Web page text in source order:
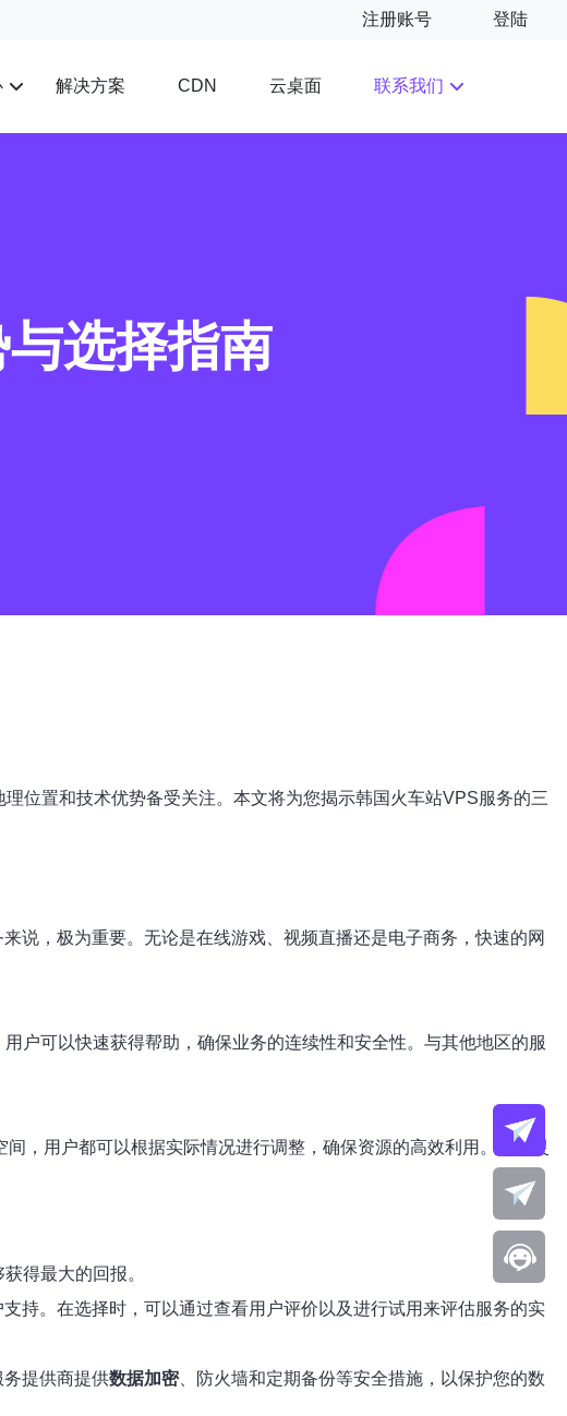
注册账号 登陆
解决方案 CDN 云桌面 联系我们
选择指南
理位置和技术优势备受关注。本文将为您揭示韩国火车站VPS服务的三
说，极为重要。无论是在线游戏、视频直播还是电子商务，快速的网
户可以快速获得帮助，确保业务的连续性和安全性。与其他地区的服
间，用户都可以根据实际情况进行调整，确保资源的高效利用。这种灵
得最大的回报。
持。在选择时，可以通过查看用户评价以及进行试用来评估服务的实
提供商提供数据加密、防火墙和定期备份等安全措施，以保护您的数